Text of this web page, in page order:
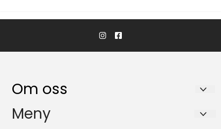
Om oss
KikkertSpesialisten AS
Ingvald Ystgaards veg 15
Meny